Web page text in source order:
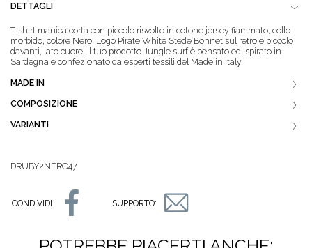
DETTAGLI
T-shirt manica corta con piccolo risvolto in cotone jersey fiammato, collo
morbido, colore Nero. Logo Pirate White Stede Bonnet sul retro e piccolo
davanti, lato cuore. Il tuo prodotto Jungle surf è pensato ed ispirato in
Sardegna e confezionato da esperti tessili del Made in Italy.
MADE IN
COMPOSIZIONE
VARIANTI
DRUBY2NERO47
CONDIVIDI SUPPORTO: